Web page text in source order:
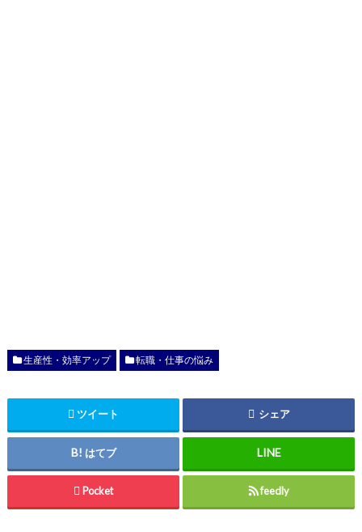
生産性・効率アップ 転職・仕事の悩み
ツイート シェア
はてブ
Pocket feedly